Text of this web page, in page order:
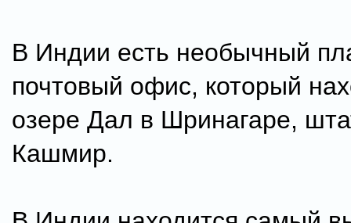
В Индии есть необычный
почтовый офис, который
озере Дал в Шринагаре,
Кашмир.